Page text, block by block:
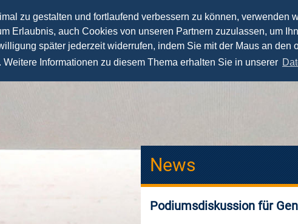
zu gestalten und fortlaufend verbessern zu können, verwenden
Erlaubnis, auch Cookies von unseren Partnern zuzulassen, um
später jederzeit widerrufen, indem Sie mit der Maus an den
Informationen zu diesem Thema erhalten Sie in unserer
News Vorträge
News
Podiumsdiskussion für